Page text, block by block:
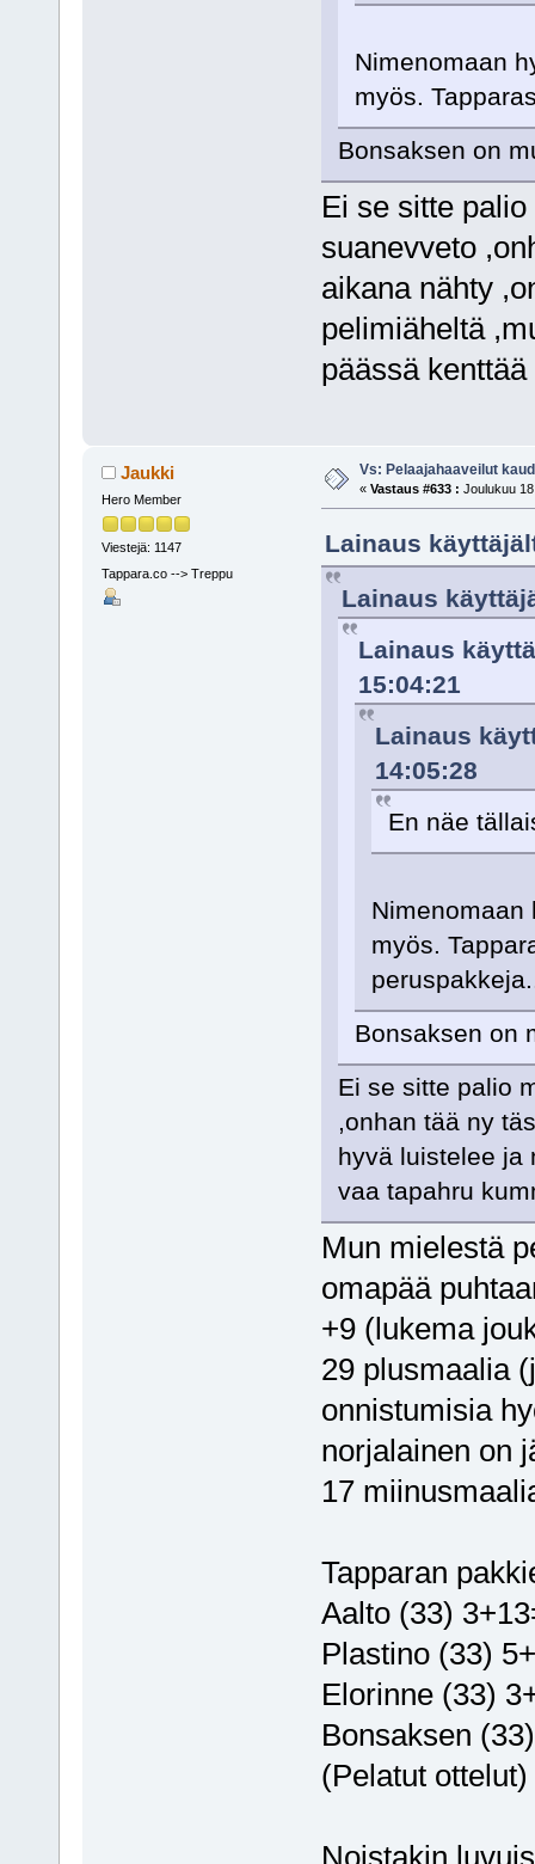
Nimenomaan
myös.
Bonsaksen on
Ei se sitte
suanevveto
aikana nähty
pelimiäheltä
päässä
Jaukki
Hero Member
Viestejä: 1147
Tappara.co --> Treppu
Vs: Pelaajahaaveilut
« Vastaus #633 : Joulukuu
Lainaus
Lainaus
Lainaus
15:04:21
Lainaus
14:05:28
En näe
Nimenomaan
myös.
Bonsaksen on
Ei se sitte palio
,onhan tää ny
hyvä luistelee ja
vaa tapahru
Mun mielestä
omapää
+9 (lukema
29 plusmaalia
onnistumisia
norjalainen on
17
Tapparan
Aalto (33)
Plastino (33)
Elorinne (33)
Bonsaksen
(Pelatut